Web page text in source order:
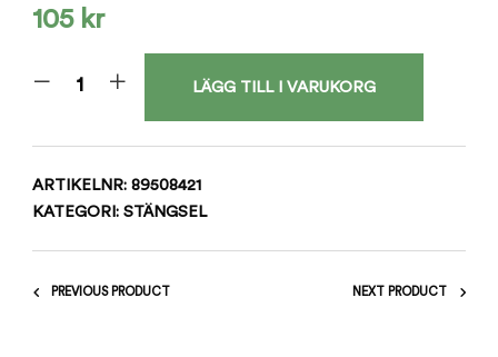
105 kr
LÄGG TILL I VARUKORG
ARTIKELNR: 89508421
KATEGORI: STÄNGSEL
PREVIOUS PRODUCT NEXT PRODUCT